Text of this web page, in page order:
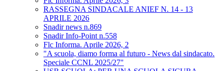
RASSEGNA SINDACALE ANIEF N. 14 - 13
APRILE 2026
Snadir news n.869
Snadir Info-Point n.558
Flc Informa. Aprile 2026, 2
"A scuola, diamo forma al futuro - News dal sindacato.
Speciale CCNL 2025/27"